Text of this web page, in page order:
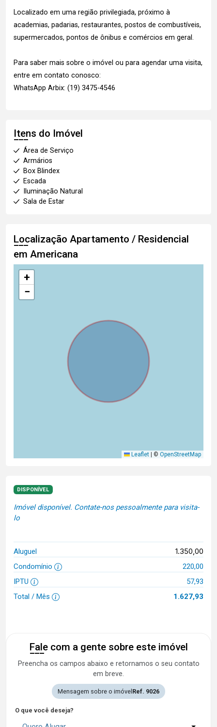
Localizado em uma região privilegiada, próximo à
academias, padarias, restaurantes, postos de combustíveis,
supermercados, pontos de ônibus e comércios em geral.
Para saber mais sobre o imóvel ou para agendar uma visita,
entre em contato conosco:
WhatsApp Arbix: (19) 3475-4546
Itens do Imóvel
Área de Serviço
Armários
Box Blindex
Escada
Iluminação Natural
Sala de Estar
Localização Apartamento / Residencial
em Americana
+
−
Leaflet © OpenStreetMap
DISPONÍVEL
Imóvel disponível. Contate-nos pessoalmente para visita-
lo
Aluguel 1.350,00
Condomínio
220,00
IPTU
57,93
Total / Mês
1.627,93
Fale com a gente sobre este imóvel
Preencha os campos abaixo e retornamos o seu contato
em breve.
Mensagem sobre o imóvel Ref. 9026
O que você deseja?